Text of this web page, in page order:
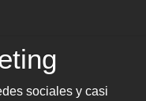
sociales y casi